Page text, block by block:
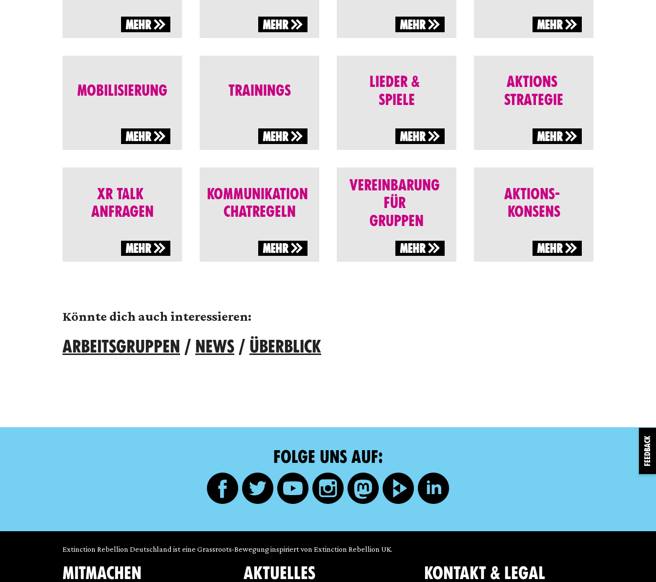
MEHR MEHR MEHR MEHR
MOBILISIERUNG
MEHR
TRAININGS
MEHR
LIEDER &
SPIELE
MEHR
AKTIONS
STRATEGIE
MEHR
XR TALK
ANFRAGEN
MEHR
KOMMUNIKATION
CHATREGELN
MEHR
VEREINBARUNG
FÜR
GRUPPEN
MEHR
AKTIONS-
KONSENS
MEHR
Könnte dich auch interessieren:
ARBEITSGRUPPEN / NEWS / ÜBERBLICK
FEEDBACK
FOLGE UNS AUF:
Extinction Rebellion Deutschland ist eine Grassroots-Bewegung inspiriert von Extinction Rebellion UK.
MITMACHEN AKTUELLES KONTAKT & LEGAL